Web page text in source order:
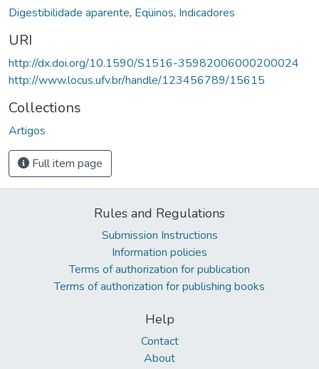
Digestibilidade aparente, Eqüinos, Indicadores
URI
http://dx.doi.org/10.1590/S1516-35982006000200024
http://www.locus.ufv.br/handle/123456789/15615
Collections
Artigos
Full item page
Rules and Regulations
Submission Instructions
Information policies
Terms of authorization for publication
Terms of authorization for publishing books
Help
Contact
About